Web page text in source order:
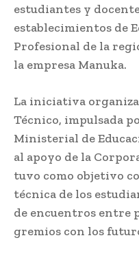
estudiantes y
establecimientos de
Profesional de la
la empresa Manuka.
La iniciativa
Técnico, impulsada
Ministerial de
al apoyo de la
tuvo como objetivo
técnica de los
de encuentros entre
gremios con los